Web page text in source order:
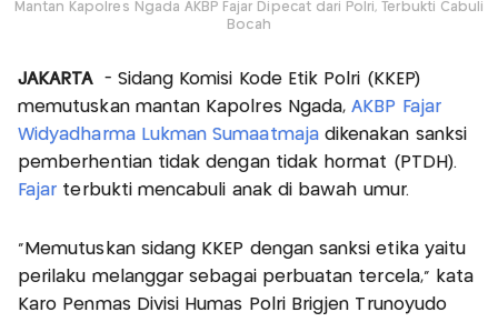
Mantan Kapolres Ngada AKBP Fajar Dipecat dari Polri, Terbukti Cabuli
Bocah
JAKARTA - Sidang Komisi Kode Etik Polri (KKEP)
memutuskan mantan Kapolres Ngada,AKBP Fajar
Widyadharma Lukman Sumaatmajadikenakan sanksi
pemberhentian tidak dengan tidak hormat (PTDH).
Fajar terbukti mencabuli anak di bawah umur.
"Memutuskan sidang KKEP dengan sanksi etika yaitu
perilaku melanggar sebagai perbuatan tercela," kata
Karo Penmas Divisi Humas Polri Brigjen Trunoyudo